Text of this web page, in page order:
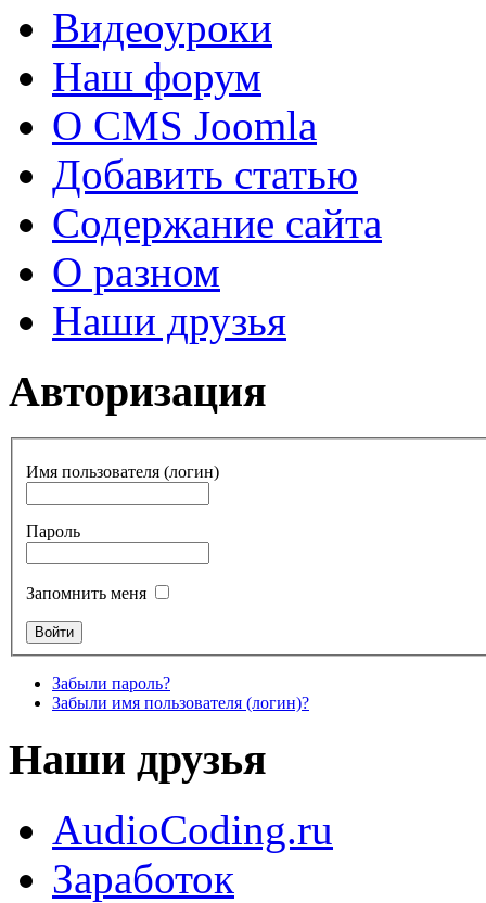
Видеоуроки
Наш форум
О CMS Joomla
Добавить статью
Содержание сайта
О разном
Наши друзья
Авторизация
Имя пользователя (логин)
Пароль
Запомнить меня
Забыли пароль?
Забыли имя пользователя (логин)?
Наши друзья
AudioCoding.ru
Заработок